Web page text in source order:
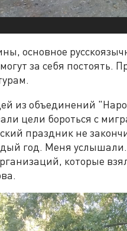
основное
за себя
из объединений
цели бороться с
праздник не
год. Меня
которые